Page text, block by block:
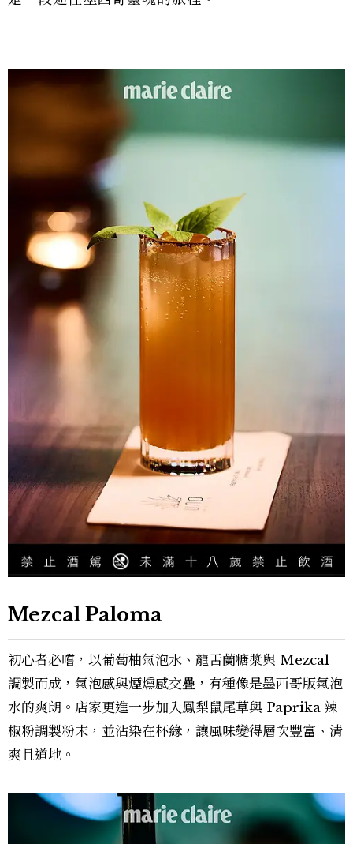
Mezcal Paloma
初心者必嚐，以葡萄柚氣泡水、龍舌蘭糖漿與 Mezcal
調製而成，氣泡感與煙燻感交疊，有種像是墨西哥版氣泡
水的爽朗。店家更進一步加入鳳梨鼠尾草與 Paprika 辣
椒粉調製粉末，並沾染在杯緣，讓風味變得層次豐富、清
爽且道地。